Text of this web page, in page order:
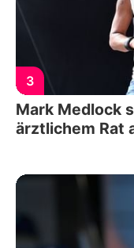
3
Mark Medlock
ärztlichem Rat